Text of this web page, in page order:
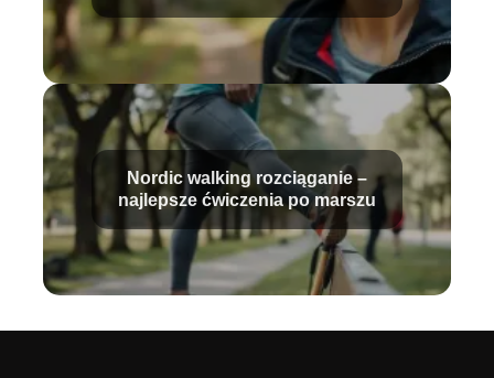
początkujących
Nordic walking rozciąganie –
najlepsze ćwiczenia po marszu